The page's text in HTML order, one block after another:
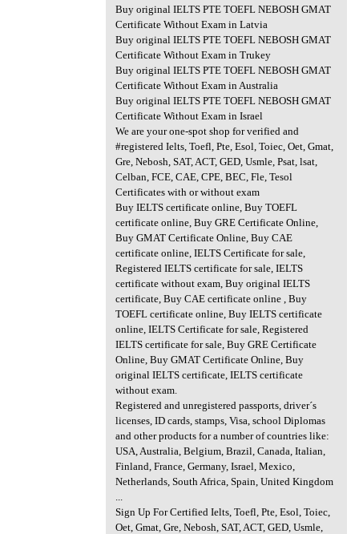
Buy original IELTS PTE TOEFL NEBOSH GMAT
Certificate Without Exam in Latvia
Buy original IELTS PTE TOEFL NEBOSH GMAT
Certificate Without Exam in Trukey
Buy original IELTS PTE TOEFL NEBOSH GMAT
Certificate Without Exam in Australia
Buy original IELTS PTE TOEFL NEBOSH GMAT
Certificate Without Exam in Israel
We are your one-spot shop for verified and
#registered Ielts, Toefl, Pte, Esol, Toiec, Oet, Gmat,
Gre, Nebosh, SAT, ACT, GED, Usmle, Psat, lsat,
Celban, FCE, CAE, CPE, BEC, Fle, Tesol
Certificates with or without exam
Buy IELTS certificate online, Buy TOEFL
certificate online, Buy GRE Certificate Online,
Buy GMAT Certificate Online, Buy CAE
certificate online, IELTS Certificate for sale,
Registered IELTS certificate for sale, IELTS
certificate without exam, Buy original IELTS
certificate, Buy CAE certificate online , Buy
TOEFL certificate online, Buy IELTS certificate
online, IELTS Certificate for sale, Registered
IELTS certificate for sale, Buy GRE Certificate
Online, Buy GMAT Certificate Online, Buy
original IELTS certificate, IELTS certificate
without exam.
Registered and unregistered passports, driver´s
licenses, ID cards, stamps, Visa, school Diplomas
and other products for a number of countries like:
USA, Australia, Belgium, Brazil, Canada, Italian,
Finland, France, Germany, Israel, Mexico,
Netherlands, South Africa, Spain, United Kingdom
Sign Up For Certified Ielts, Toefl, Pte, Esol, Toiec,
Oet, Gmat, Gre, Nebosh, SAT, ACT, GED, Usmle,